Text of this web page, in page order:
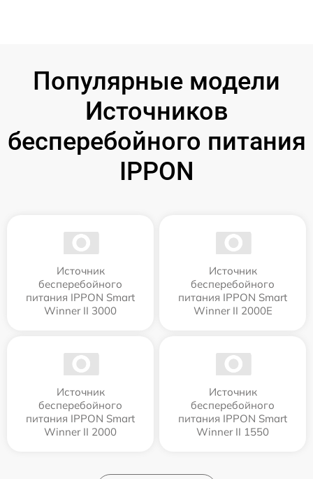
Популярные модели
Источников
бесперебойного питания
IPPON
Источник
бесперебойного
питания IPPON Smart
Winner II 3000
Источник
бесперебойного
питания IPPON Smart
Winner II 2000E
Источник
бесперебойного
питания IPPON Smart
Winner II 2000
Источник
бесперебойного
питания IPPON Smart
Winner II 1550